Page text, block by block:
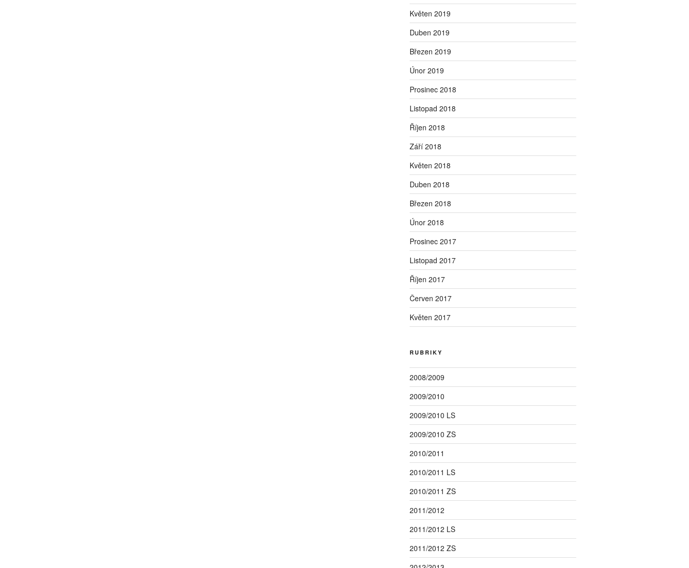
Květen 2019
Duben 2019
Březen 2019
Únor 2019
Prosinec 2018
Listopad 2018
Říjen 2018
Září 2018
Květen 2018
Duben 2018
Březen 2018
Únor 2018
Prosinec 2017
Listopad 2017
Říjen 2017
Červen 2017
Květen 2017
RUBRIKY
2008/2009
2009/2010
2009/2010 LS
2009/2010 ZS
2010/2011
2010/2011 LS
2010/2011 ZS
2011/2012
2011/2012 LS
2011/2012 ZS